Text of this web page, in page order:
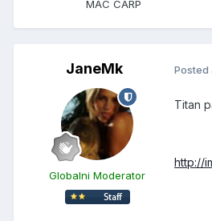
MAC CARP
JaneMk
Globalni Moderator
Posted
Titan
http://